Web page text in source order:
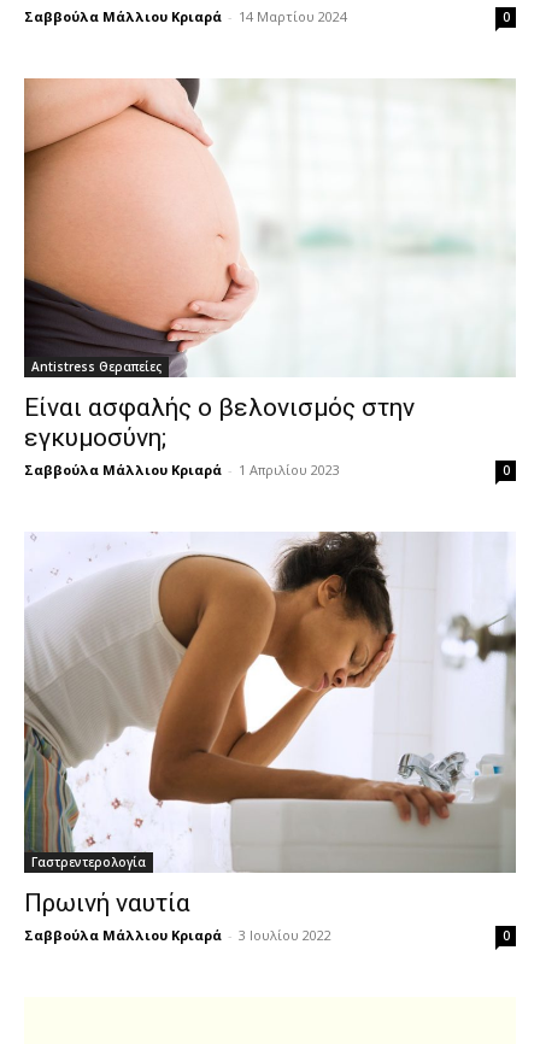
Σαββούλα Μάλλιου Κριαρά - 14 Μαρτίου 2024 0
Antistress Θεραπείες
Είναι ασφαλής ο βελονισμός στην
εγκυμοσύνη;
Σαββούλα Μάλλιου Κριαρά - 1 Απριλίου 2023 0
Γαστρεντερολογία
Πρωινή ναυτία
Σαββούλα Μάλλιου Κριαρά - 3 Ιουλίου 2022 0